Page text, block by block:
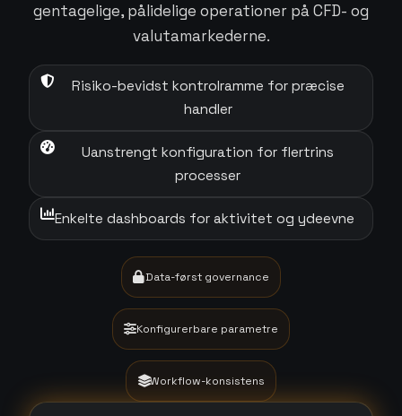
gentagelige, pålidelige operationer på CFD- og
valutamarkederne.
Risiko-bevidst kontrolramme for præcise
handler
Uanstrengt konfiguration for flertrins
processer
Enkelte dashboards for aktivitet og ydeevne
Data-først governance
Konfigurerbare parametre
Workflow-konsistens